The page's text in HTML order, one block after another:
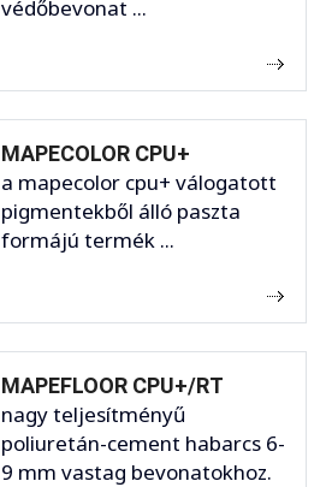
védőbevonat ...
MAPECOLOR CPU+
a mapecolor cpu+ válogatott
pigmentekből álló paszta
formájú termék ...
MAPEFLOOR CPU+/RT
nagy teljesítményű
poliuretán-cement habarcs 6-
9 mm vastag bevonatokhoz.